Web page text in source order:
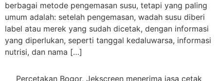
berbagai metode pengemasan susu, tetapi yang paling
umum adalah: setelah pengemasan, wadah susu diberi
label atau merek yang sudah dicetak, dengan informasi
yang diperlukan, seperti tanggal kedaluwarsa, informasi
nutrisi, dan nama […]
Percetakan Bogor, Jekscreen menerima jasa cetak